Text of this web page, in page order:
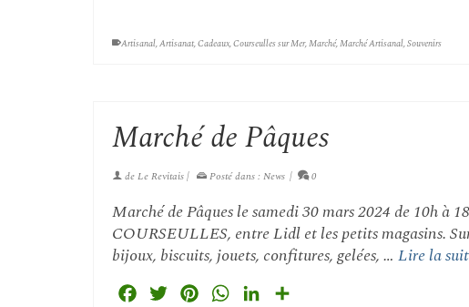
Artisanal,Artisanat,Cadeaux,Courseulles sur Mer,Marché,Marché Artisanal,Souvenirs
Marché de Pâques
deLe Revitais| Posté dans : News | 0
Marché de Pâques le samedi 30 mars 2024 de 10h à
COURSEULLES, entre Lidl et les petits magasins.
bijoux, biscuits, jouets, confitures, gelées, … Lire la
FacebookTwitterPinterestWhatsAppLinkedIn